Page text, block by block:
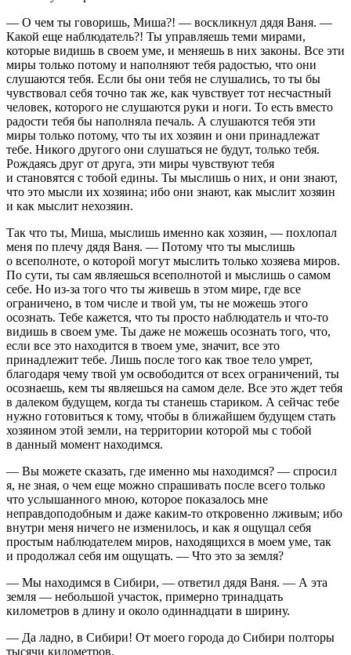
— О чем ты говоришь, Миша?! — воскликнул дядя Ваня. —
Какой еще наблюдатель?! Ты управляешь теми мирами,
которые видишь в своем уме, и меняешь в них законы. Все эти
миры только потому и наполняют тебя радостью, что они
слушаются тебя. Если бы они тебя не слушались, то ты бы
чувствовал себя точно так же, как чувствует тот несчастный
человек, которого не слушаются руки и ноги. То есть вместо
радости тебя бы наполняла печаль. А слушаются тебя эти
миры только потому, что ты их хозяин и они принадлежат
тебе. Никого другого они слушаться не будут, только тебя.
Рождаясь друг от друга, эти миры чувствуют тебя
и становятся с тобой едины. Ты мыслишь о них, и они знают,
что это мысли их хозяина; ибо они знают, как мыслит хозяин
и как мыслит нехозяин.
Так что ты, Миша, мыслишь именно как хозяин, — похлопал
меня по плечу дядя Ваня. — Потому что ты мыслишь
о всеполноте, о которой могут мыслить только хозяева миров.
По сути, ты сам являешься всеполнотой и мыслишь о самом
себе. Но из-за того что ты живешь в этом мире, где все
ограничено, в том числе и твой ум, ты не можешь этого
осознать. Тебе кажется, что ты просто наблюдатель и что-то
видишь в своем уме. Ты даже не можешь осознать того, что,
если все это находится в твоем уме, значит, все это
принадлежит тебе. Лишь после того как твое тело умрет,
благодаря чему твой ум освободится от всех ограничений, ты
осознаешь, кем ты являешься на самом деле. Все это ждет тебя
в далеком будущем, когда ты станешь стариком. А сейчас тебе
нужно готовиться к тому, чтобы в ближайшем будущем стать
хозяином этой земли, на территории которой мы с тобой
в данный момент находимся.
— Вы можете сказать, где именно мы находимся? — спросил
я, не зная, о чем еще можно спрашивать после всего только
что услышанного мною, которое показалось мне
неправдоподобным и даже каким-то откровенно лживым; ибо
внутри меня ничего не изменилось, и как я ощущал себя
простым наблюдателем миров, находящихся в моем уме, так
и продолжал себя им ощущать. — Что это за земля?
— Мы находимся в Сибири, — ответил дядя Ваня. — А эта
земля — небольшой участок, примерно тринадцать
километров в длину и около одиннадцати в ширину.
— Да ладно, в Сибири! От моего города до Сибири полторы
тысячи километров.